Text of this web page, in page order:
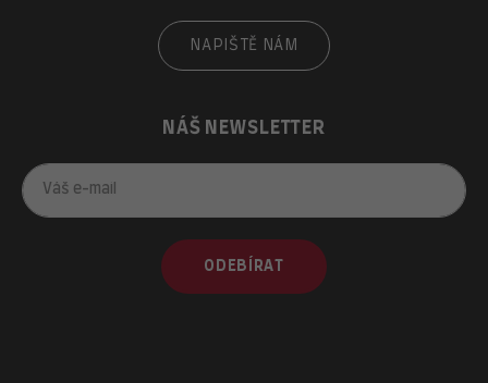
NAPIŠTĚ NÁM
NÁŠ NEWSLETTER
ODEBÍRAT